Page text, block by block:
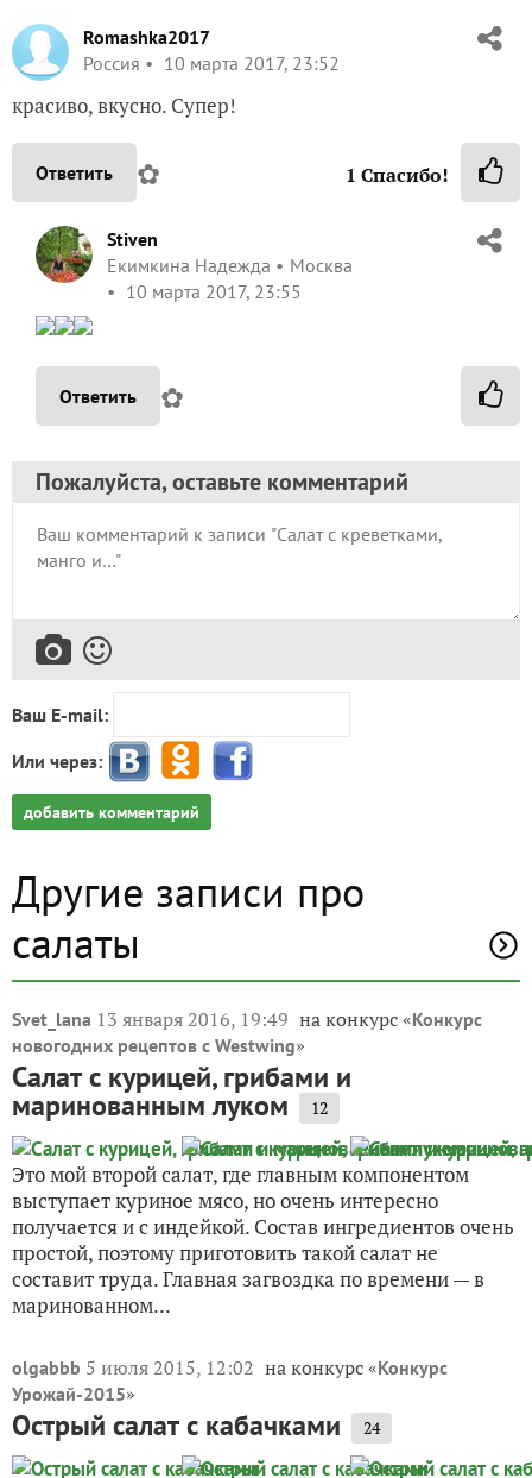
Romashka2017
Россия
10 марта 2017, 23:52
красиво, вкусно. Супер!
Ответить ✿ 1 Спасибо!
Stiven
Екимкина Надежда
Москва
10 марта 2017, 23:55
Ответить ✿
Пожалуйста, оставьте комментарий
Ваш E-mail:
Или через:
добавить комментарий
Другие записи про
салаты
Svet_lana 13 января 2016, 19:49 на конкурс «Конкурс
новогодних рецептов с Westwing»
Салат с курицей, грибами и
маринованным луком 12
Это мой второй салат, где главным компонентом
выступает куриное мясо, но очень интересно
получается и с индейкой. Состав ингредиентов очень
простой, поэтому приготовить такой салат не
составит труда. Главная загвоздка по времени — в
маринованном...
olgabbb 5 июля 2015, 12:02 на конкурс «Конкурс
Урожай-2015»
Острый салат с кабачками 24